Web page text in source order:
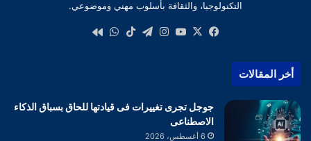
التكنولوجيا، والثقافة بأسلوب مهني وموضوعي.
فيسبوك
‫X
‫YouTube
انستقرام
تيلقرام‫TikTokواتساب
أخر المقالات
جوجل تجرى تغييرات فى قيادتها للحاق بسباق الذكاء
الاصطناعى
6 أغسطس، 2026